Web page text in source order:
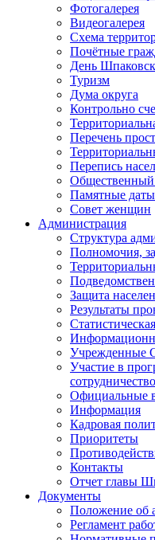
Фотогалерея
Видеогалерея
Схема
Почётные
День
Туризм
Дума округа
Контрольно
Перечень
Перепись
Памятные
Совет женщин
Администрация
Структура
Полномочия,
Защита
Результаты
Учрежденные
Участие в
сотрудничество
Официальные
Информация
Кадровая
Приоритеты
Контакты
Отчет главы
Документы
Положение об
Регламент